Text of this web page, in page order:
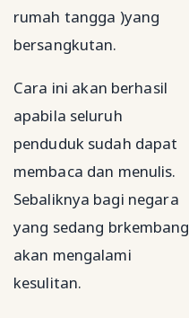
rumah tangga )yang
bersangkutan.
Cara ini akan berhasil
apabila seluruh
penduduk sudah dapat
membaca dan menulis.
Sebaliknya bagi negara
yang sedang brkembang
akan mengalami
kesulitan.